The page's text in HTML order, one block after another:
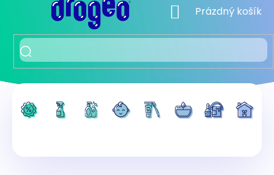
NÁKUPNÍ KOŠÍK
Prázdný košík